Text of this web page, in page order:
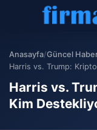
Anasayfa/Güncel
Harris vs. Trump:
Harris vs.
Kim